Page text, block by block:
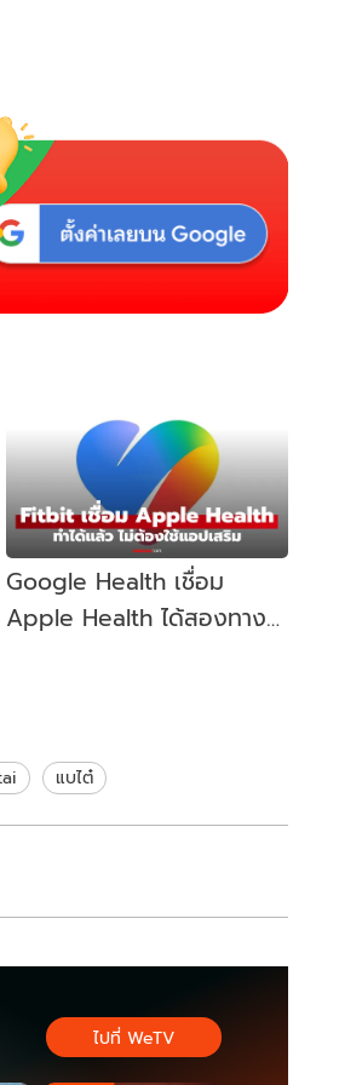
Google Health เชื่อม
Apple Health ได้สองทาง
แบไต๋
ไปที่ WeTV